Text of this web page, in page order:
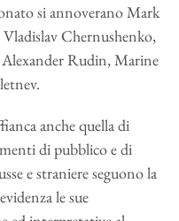
si annoverano Mark
Chernushenko,
Rudin, Marine
anche quella di
di pubblico e di
e straniere seguono la
le sue